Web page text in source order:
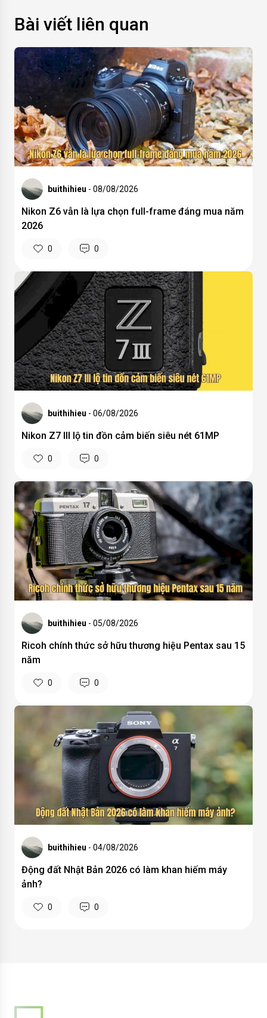
Bài viết liên quan
buithihieu - 08/08/2026
Nikon Z6 vẫn là lựa chọn full-frame đáng mua năm
2026
0 0
buithihieu - 06/08/2026
Nikon Z7 III lộ tin đồn cảm biến siêu nét 61MP
0 0
buithihieu - 05/08/2026
Ricoh chính thức sở hữu thương hiệu Pentax sau 15
năm
0 0
buithihieu - 04/08/2026
Động đất Nhật Bản 2026 có làm khan hiếm máy
ảnh?
0 0